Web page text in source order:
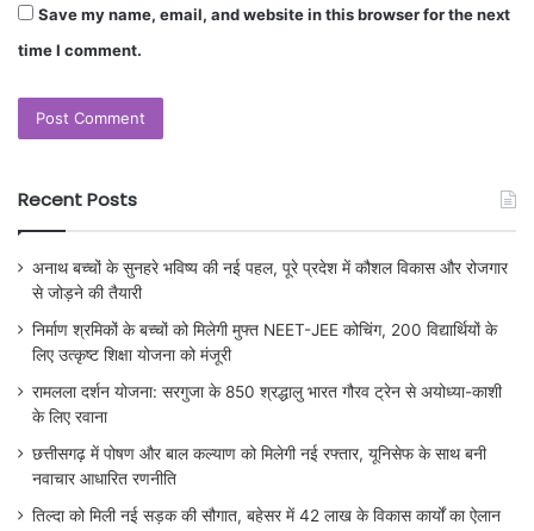
Save my name, email, and website in this browser for the next
time I comment.
Recent Posts
अनाथ बच्चों के सुनहरे भविष्य की नई पहल, पूरे प्रदेश में कौशल विकास और रोजगार
से जोड़ने की तैयारी
निर्माण श्रमिकों के बच्चों को मिलेगी मुफ्त NEET-JEE कोचिंग, 200 विद्यार्थियों के
लिए उत्कृष्ट शिक्षा योजना को मंजूरी
रामलला दर्शन योजना: सरगुजा के 850 श्रद्धालु भारत गौरव ट्रेन से अयोध्या-काशी
के लिए रवाना
छत्तीसगढ़ में पोषण और बाल कल्याण को मिलेगी नई रफ्तार, यूनिसेफ के साथ बनी
नवाचार आधारित रणनीति
तिल्दा को मिली नई सड़क की सौगात, बहेसर में 42 लाख के विकास कार्यों का ऐलान